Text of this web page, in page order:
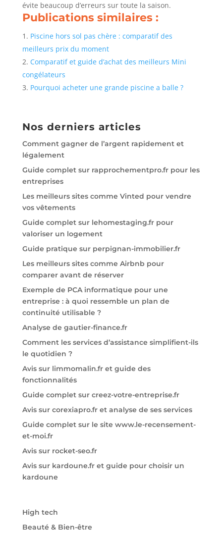
évite beaucoup d’erreurs sur toute la saison.
Publications similaires :
Piscine hors sol pas chère : comparatif des
meilleurs prix du moment
Comparatif et guide d’achat des meilleurs Mini
congélateurs
Pourquoi acheter une grande piscine a balle ?
Nos derniers articles
Comment gagner de l’argent rapidement et
légalement
Guide complet sur rapprochementpro.fr pour les
entreprises
Les meilleurs sites comme Vinted pour vendre
vos vêtements
Guide complet sur lehomestaging.fr pour
valoriser un logement
Guide pratique sur perpignan-immobilier.fr
Les meilleurs sites comme Airbnb pour
comparer avant de réserver
Exemple de PCA informatique pour une
entreprise : à quoi ressemble un plan de
continuité utilisable ?
Analyse de gautier-finance.fr
Comment les services d’assistance simplifient-ils
le quotidien ?
Avis sur limmomalin.fr et guide des
fonctionnalités
Guide complet sur creez-votre-entreprise.fr
Avis sur corexiapro.fr et analyse de ses services
Guide complet sur le site www.le-recensement-
et-moi.fr
Avis sur rocket-seo.fr
Avis sur kardoune.fr et guide pour choisir un
kardoune
High tech
Beauté & Bien-être